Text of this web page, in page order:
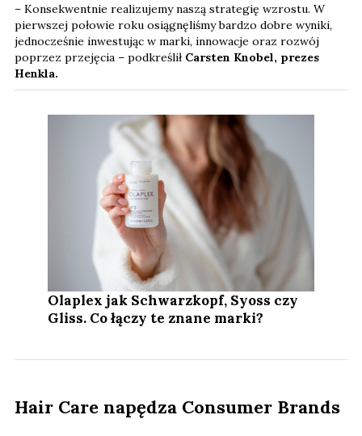
– Konsekwentnie realizujemy naszą strategię wzrostu. W
pierwszej połowie roku osiągnęliśmy bardzo dobre wyniki,
jednocześnie inwestując w marki, innowacje oraz rozwój
poprzez przejęcia – podkreślił Carsten Knobel, prezes
Henkla.
Olaplex jak Schwarzkopf, Syoss czy
Gliss. Co łączy te znane marki?
Hair Care napędza Consumer Brands